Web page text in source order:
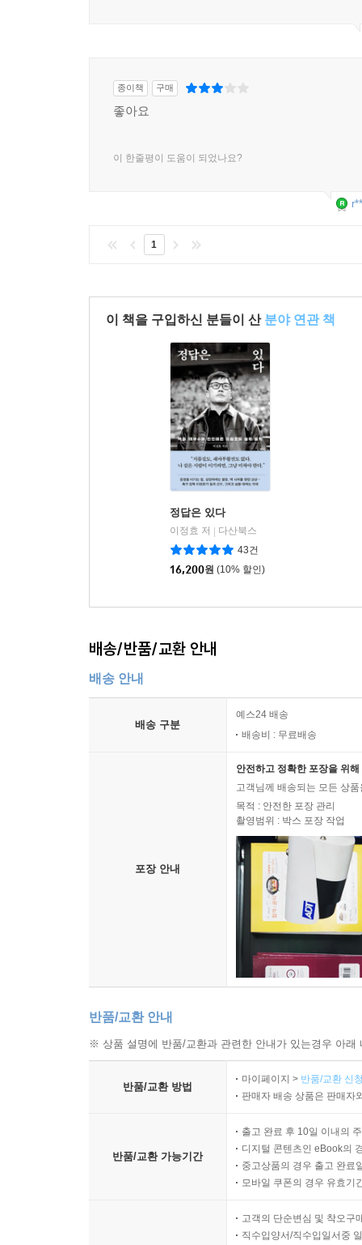
종이책 구매
좋아요
이 한줄평이 도움이 되었나요?
1
이 책을 구입하신 분들이 산 분야 연관 책
정답은 있다
이정효 저
다산북스
43건
16,200원 (10% 할인)
배송/반품/교환 안내
배송 안내
배송 구분
예스24 배송
배송비 : 무료배송
포장 안내
안전하고 정확한 포장을 위
고객님께 배송되는 모든 상
목적 : 안전한 포장 관리
촬영범위 : 박스 포장 작업
반품/교환 안내
※ 상품 설명에 반품/교환과 관련한 안내가 있는경우 아
반품/교환 방법
마이페이지 > 반품/교환 신
판매자 배송 상품은 판매자
반품/교환 가능기간
출고 완료 후 10일 이내의
디지털 콘텐츠인 eBook의
중고상품의 경우 출고 완료
모바일 쿠폰의 경우 유효기
고객의 단순변심 및 착오구
직수입양서/직수입일서중